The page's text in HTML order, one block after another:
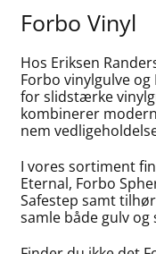
Forbo Vinyl
Hos Eriksen
Forbo vinylgulve
for slidstærke
kombinerer
nem
I vores sortiment
Eternal, Forbo
Safestep samt
samle både gulv